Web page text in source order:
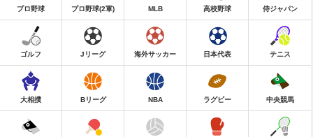
プロ野球 プロ野球(2軍) MLB 高校野球 侍ジャパン
ゴルフ Jリーグ 海外サッカー 日本代表 テニス
大相撲 Bリーグ NBA ラグビー 中央競馬